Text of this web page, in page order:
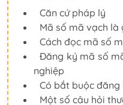
Căn cứ pháp lý
Mã số mã vạch là
Cách đọc mã số
Đăng ký mã số
nghiệp
Có bắt buộc
Một số câu hỏi